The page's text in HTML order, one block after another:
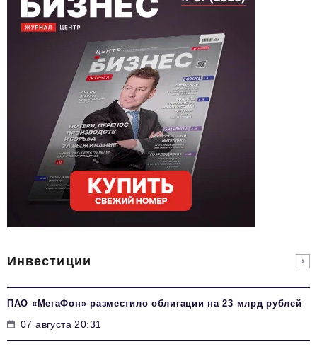
Инвестиции
ПАО «МегаФон» разместило облигации на 23 млрд рублей
07 августа 20:31